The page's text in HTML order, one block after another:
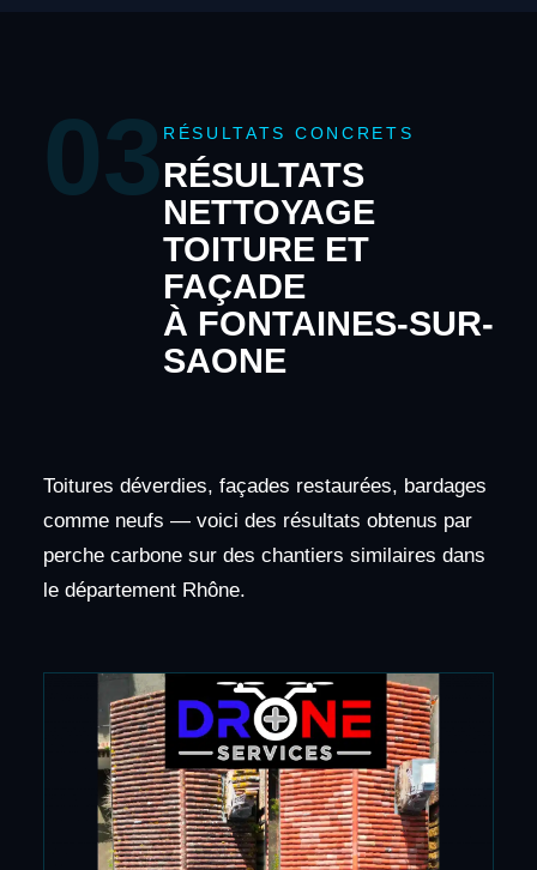
03 RÉSULTATS CONCRETS
RÉSULTATS
NETTOYAGE
TOITURE ET
FAÇADE
À FONTAINES-SUR-
SAONE
Toitures déverdies, façades restaurées, bardages
comme neufs — voici des résultats obtenus par
perche carbone sur des chantiers similaires dans
le département Rhône.